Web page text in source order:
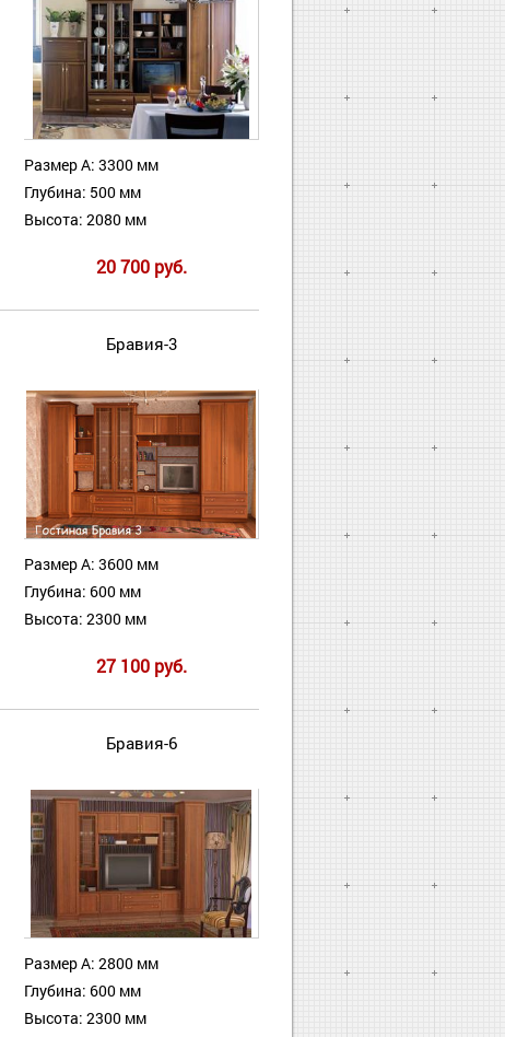
Размер А: 3300 мм
Глубина: 500 мм
Высота: 2080 мм
20 700 руб.
Бравия-3
Размер А: 3600 мм
Глубина: 600 мм
Высота: 2300 мм
27 100 руб.
Бравия-6
Размер А: 2800 мм
Глубина: 600 мм
Высота: 2300 мм